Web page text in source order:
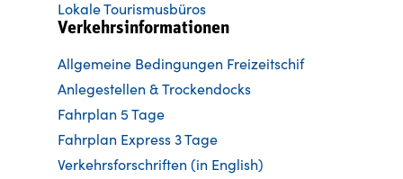
Lokale Tourismusbüros
Verkehrsinformationen
Allgemeine Bedingungen Freizeitschif
Anlegestellen & Trockendocks
Fahrplan 5 Tage
Fahrplan Express 3 Tage
Verkehrsforschriften (in English)